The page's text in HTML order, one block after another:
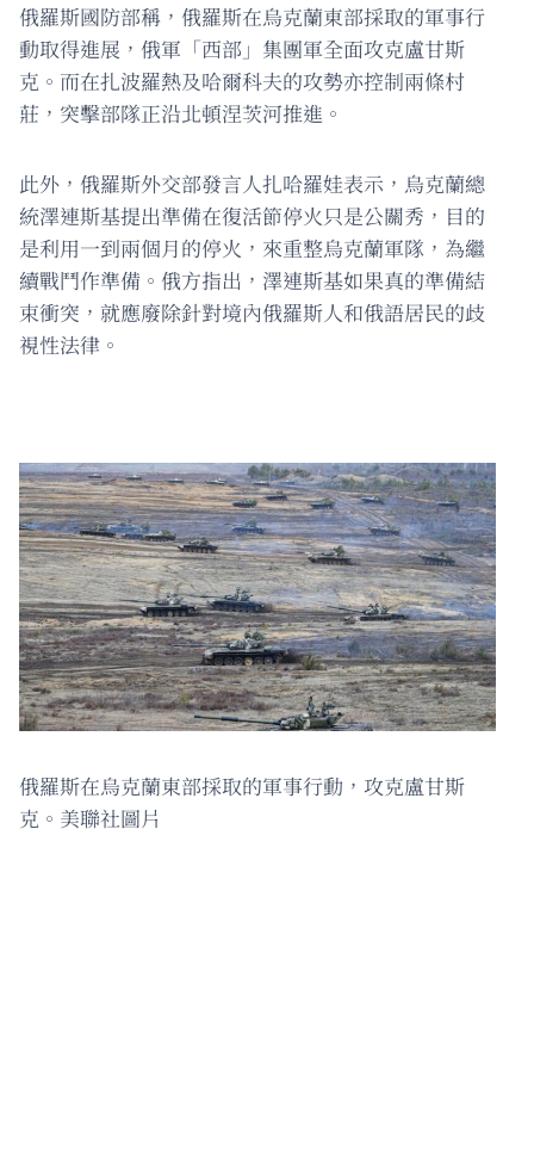
俄羅斯國防部稱，俄羅斯在烏克蘭東部採取的軍事行
動取得進展，俄軍「西部」集團軍全面攻克盧甘斯
克。而在扎波羅熱及哈爾科夫的攻勢亦控制兩條村
莊，突擊部隊正沿北頓涅茨河推進。
此外，俄羅斯外交部發言人扎哈羅娃表示，烏克蘭總
統澤連斯基提出準備在復活節停火只是公關秀，目的
是利用一到兩個月的停火，來重整烏克蘭軍隊，為繼
續戰鬥作準備。俄方指出，澤連斯基如果真的準備結
束衝突，就應廢除針對境內俄羅斯人和俄語居民的歧
視性法律。
俄羅斯在烏克蘭東部採取的軍事行動，攻克盧甘斯
克。美聯社圖片